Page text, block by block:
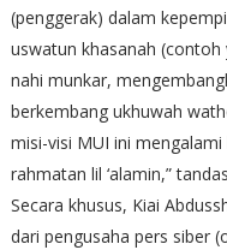
(penggerak) dalam
uswatun khasanah (contoh
nahi munkar,
berkembang ukhuwah
misi-visi MUI ini
rahmatan lil ‘alamin,”
Secara khusus, Kiai
dari pengusaha pers siber